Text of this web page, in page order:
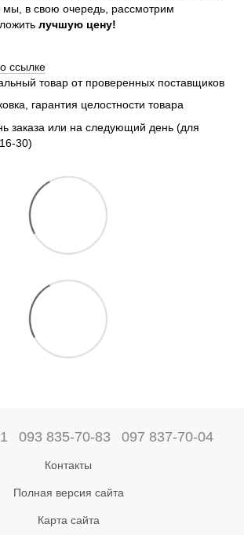
в свою очередь, рассмотрим
лучшую цену!
ссылке
товар от проверенных поставщиков
гарантия целостности товара
заказа или на следующий день (для
30)
093 835-70-83 097 837-70-04
Контакты
Полная версия сайта
Карта сайта